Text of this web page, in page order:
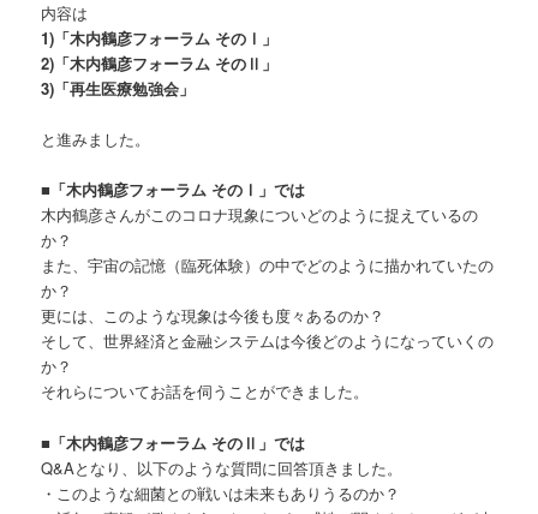
内容は
1)「木内鶴彦フォーラム そのⅠ」
2)「木内鶴彦フォーラム その Ⅱ」
3)「再生医療勉強会」
と進みました。
■「木内鶴彦フォーラム そのⅠ」では
木内鶴彦さんがこのコロナ現象についどのように捉えているの
か？
また、宇宙の記憶（臨死体験）の中でどのように描かれていたの
か？
更には、このような現象は今後も度々あるのか？
そして、世界経済と金融システムは今後どのようになっていくの
か？
それらについてお話を伺うことができました。
■「木内鶴彦フォーラム そのⅡ」では
Q&Aとなり、以下のような質問に回答頂きました。
・このような細菌との戦いは未来もありうるのか？